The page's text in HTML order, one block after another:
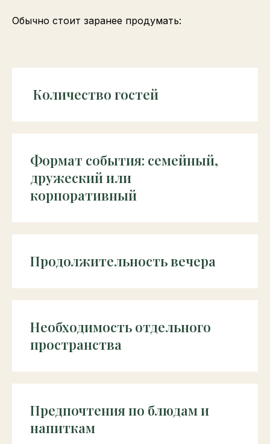
Обычно стоит заранее продумать:
Количество гостей
Формат события: семейный,
дружеский или
корпоративный
Продолжительность вечера
Необходимость отдельного
пространства
Предпочтения по блюдам и
напиткам